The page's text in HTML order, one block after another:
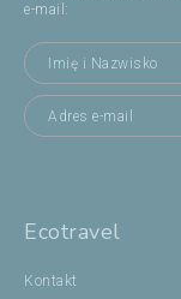
e-mail:
Ecotravel
Kontakt